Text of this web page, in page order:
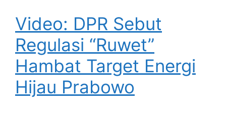
Video: DPR Sebut
Regulasi “Ruwet”
Hambat Target Energi
Hijau Prabowo